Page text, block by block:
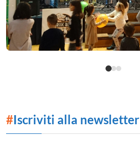
#Iscriviti alla newsletter